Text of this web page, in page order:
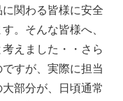
関わる皆様に安全
。そんな皆様へ、
えました・・さら
すが、実際に担当
部分が、日頃通常